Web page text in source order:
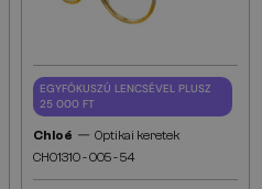
EGYFÓKUSZÚ LENCSÉVEL PLUSZ
25 000 FT
Chloé — Optikai keretek
CH0131O - 005 - 54